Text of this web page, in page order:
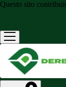
Questo sito